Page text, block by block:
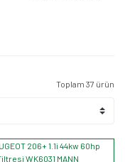
Toplam 37 ürün